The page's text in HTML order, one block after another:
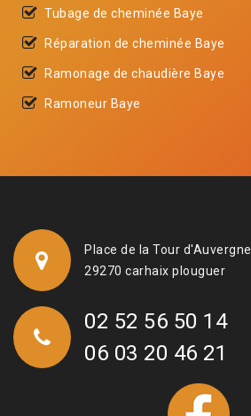
Tubage de cheminée Baye
Réparation de cheminée Baye
Ramonage de chaudière Baye
Ramoneur Baye
Place de la Tour d'Auvergne
29270 carhaix plouguer
02 52 56 50 14
06 03 20 46 21